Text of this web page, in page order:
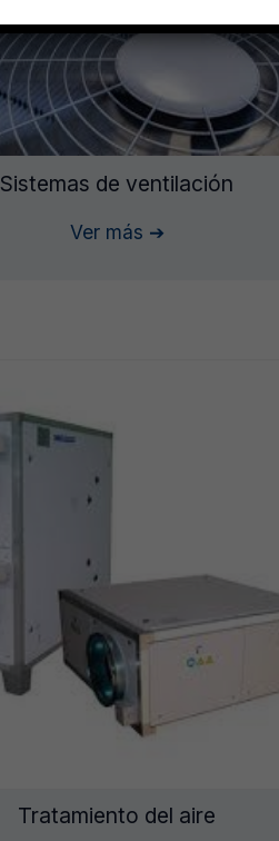
Sistemas de ventilación
Tratamiento del aire